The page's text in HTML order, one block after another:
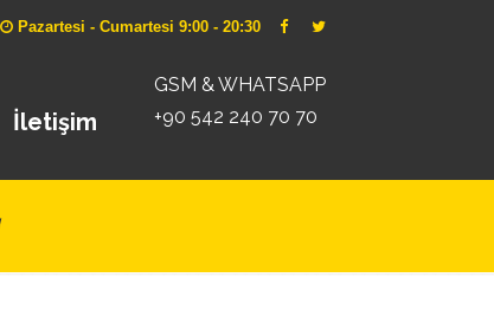
Pazartesi - Cumartesi 9:00 - 20:30
GSM & WHATSAPP
+90 542 240 70 70
İletişim